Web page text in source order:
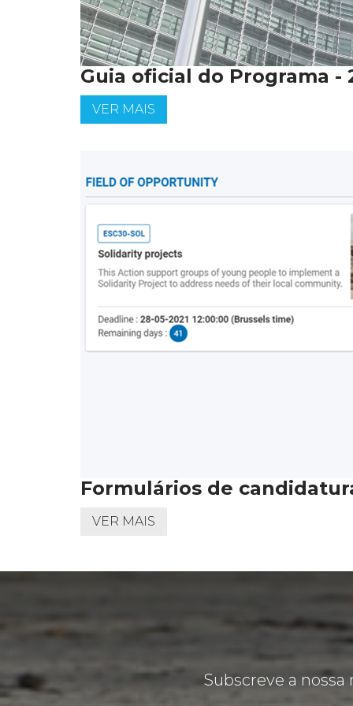
Guia oficial do Programa -
VER MAIS
Formulários de
VER MAIS
Subscreve a